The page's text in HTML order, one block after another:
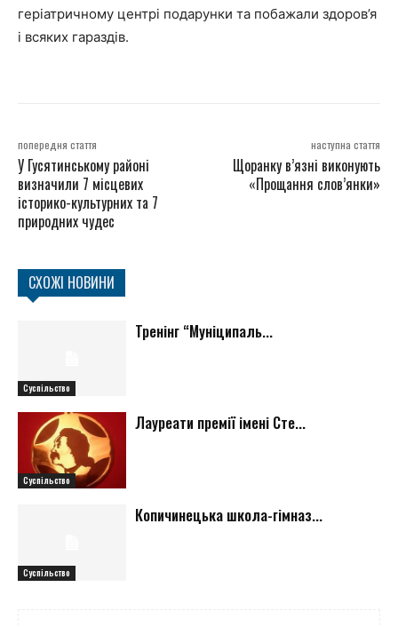
геріатричному центрі подарунки та побажали здоров’я
і всяких гараздів.
попередня стаття
У Гусятинському районі
визначили 7 місцевих
історико-культурних та 7
природних чудес
наступна стаття
Щоранку в’язні виконують
«Прощання слов’янки»
СХОЖІ НОВИНИ
Суспільство
Тренінг “Муніципаль...
Суспільство
Лауреати премії імені Сте...
Суспільство
Копичинецька школа-гімназ...